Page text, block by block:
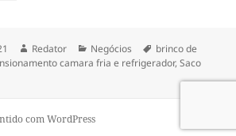
Autor
Redator Categorias
Negócios Tags
brinco de
camara fria e refrigerador,Saco
com WordPress